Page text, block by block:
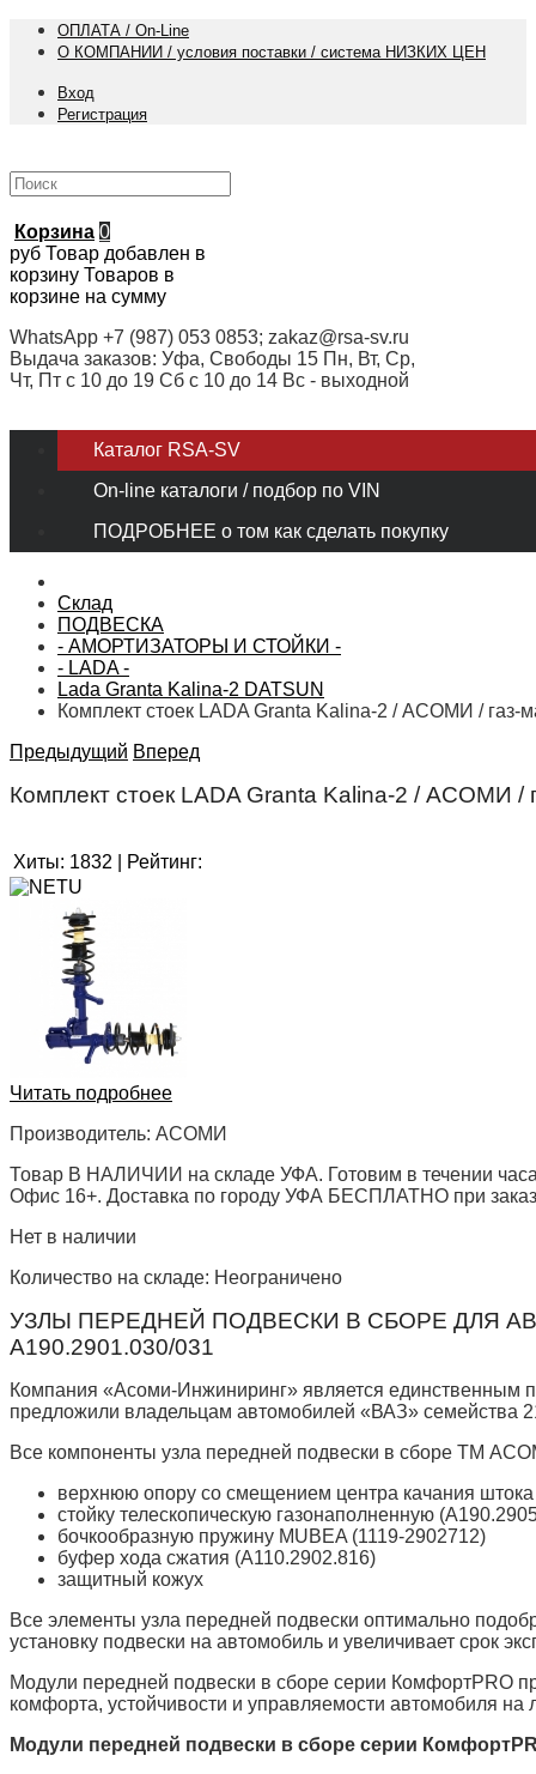
ОПЛАТА / On-Line
О КОМПАНИИ / условия поставки / система НИЗКИХ ЦЕН
Вход
Регистрация
Корзина 0
руб Товар добавлен в
корзину Товаров в
корзине на сумму
WhatsApp +7 (987) 053 0853; zakaz@rsa-sv.ru
Выдача заказов: Уфа, Свободы 15 Пн, Вт, Ср,
Чт, Пт с 10 до 19 Сб с 10 до 14 Вс - выходной
Каталог RSA-SV
On-line каталоги / подбор по VIN
ПОДРОБНЕЕ о том как сделать покупку
Склад
ПОДВЕСКА
- АМОРТИЗАТОРЫ И СТОЙКИ -
- LADA -
Lada Granta Kalina-2 DATSUN
Комплект стоек LADA Granta Kalina-2 / АСОМИ / газ-
Предыдущий Вперед
Комплект стоек LADA Granta Kalina-2 / АСОМИ
Хиты: 1832 Рейтинг:
Читать подробнее
Производитель: АСОМИ
Товар В НАЛИЧИИ на складе УФА. Готовим в течении
Офис 16+. Доставка по городу УФА БЕСПЛАТНО при
Нет в наличии
Количество на складе: Неограничено
УЗЛЫ ПЕРЕДНЕЙ ПОДВЕСКИ В СБОРЕ ДЛЯ
А190.2901.030/031
Компания «Асоми-Инжиниринг» является единственным
предложили владельцам автомобилей «ВАЗ» семейства
Все компоненты узла передней подвески в сборе ТМ
верхнюю опору со смещением центра качания
стойку телескопическую газонаполненную
бочкообразную пружину MUBEA (1119-2902712)
буфер хода сжатия (А110.2902.816)
защитный кожух
Все элементы узла передней подвески оптимально
установку подвески на автомобиль и увеличивает срок
Модули передней подвески в сборе серии КомфортPRO
комфорта, устойчивости и управляемости автомобиля на
Модули передней подвески в сборе серии